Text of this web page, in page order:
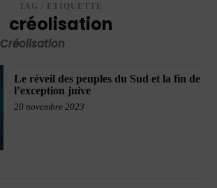
TAG / ETIQUETTE
créolisation
Créolisation
Le réveil des peuples du Sud et la fin de
l’exception juive
20 novembre 2023